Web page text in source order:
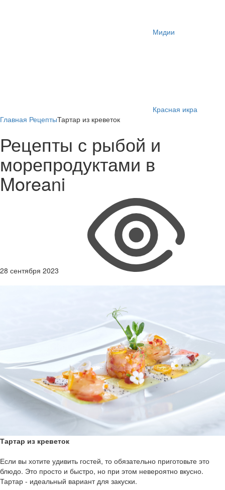
Мидии
Красная икра
Главная РецептыТартар из креветок
Рецепты с рыбой и
морепродуктами в
Moreani
28 сентября 2023
Тартар из креветок
Если вы хотите удивить гостей, то обязательно приготовьте это
блюдо. Это просто и быстро, но при этом невероятно вкусно.
Тартар - идеальный вариант для закуски.